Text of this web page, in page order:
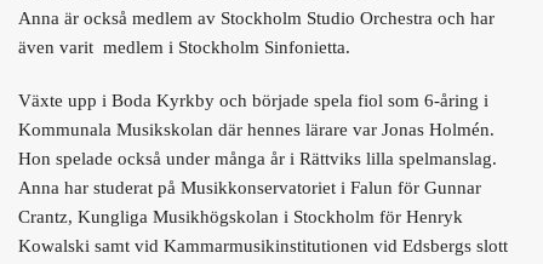
Anna är också medlem av Stockholm Studio Orchestra och har
även varit medlem i Stockholm Sinfonietta.
Växte upp i Boda Kyrkby och började spela fiol som 6-åring i
Kommunala Musikskolan där hennes lärare var Jonas Holmén.
Hon spelade också under många år i Rättviks lilla spelmanslag.
Anna har studerat på Musikkonservatoriet i Falun för Gunnar
Crantz, Kungliga Musikhögskolan i Stockholm för Henryk
Kowalski samt vid Kammarmusikinstitutionen vid Edsbergs slott